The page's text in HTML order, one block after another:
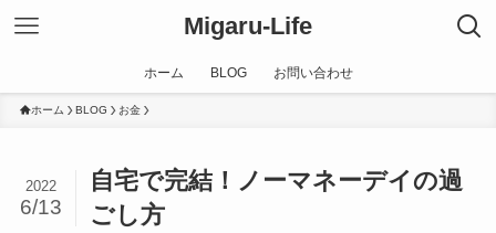
Migaru-Life
ホーム BLOG お問い合わせ
ホーム BLOG お金
自宅で完結！ノーマネーデイの過
ごし方
2022
6/13